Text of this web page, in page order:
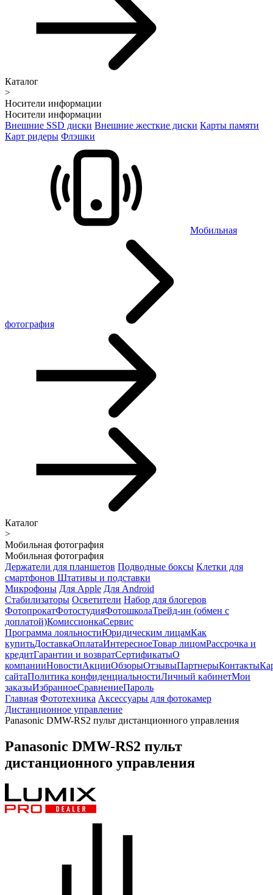
Каталог
>
Носители информации
Носители информации
Внешние SSD диски Внешние жесткие диски Карты памяти
Карт ридеры Флэшки
Мобильная
фотография
Каталог
>
Мобильная фотография
Мобильная фотография
Держатели для планшетов Подводные боксы Клетки для
смартфонов Штативы и подставки
Микрофоны Для Apple Для Android
Стабилизаторы Осветители Набор для блогеров
ФотопрокатФотостудияФотошколаТрейд-ин (обмен с
доплатой)КомиссионкаСервис
Программа лояльностиЮридическим лицамКак
купитьДоставкаОплатаИнтересноеТовар лицомРассрочка и
кредитГарантии и возвратСертификатыО
компанииНовостиАкцииОбзорыОтзывыПартнерыКонтакты
сайтаПолитика конфиденциальностиЛичный кабинетМои
заказыИзбранноеСравнениеПароль
Главная Фототехника Аксессуары для фотокамер
Дистанционное управление
Panasonic DMW-RS2 пульт дистанционного управления
Panasonic DMW-RS2 пульт
дистанционного управления